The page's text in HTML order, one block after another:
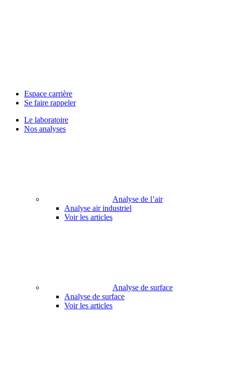
Espace carrière
Se faire rappeler
Le laboratoire
Nos analyses
Analyse de l’air
Analyse air industriel
Voir les articles
Analyse de surface
Analyse de surface
Voir les articles